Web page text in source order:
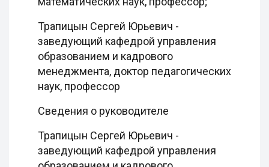
Трапицын Сергей Юрьевич -
заведующий кафедрой управления
образованием и кадрового
менеджмента, доктор педагогических
наук, профессор
Сведения о руководителе
Трапицын Сергей Юрьевич -
заведующий кафедрой управления